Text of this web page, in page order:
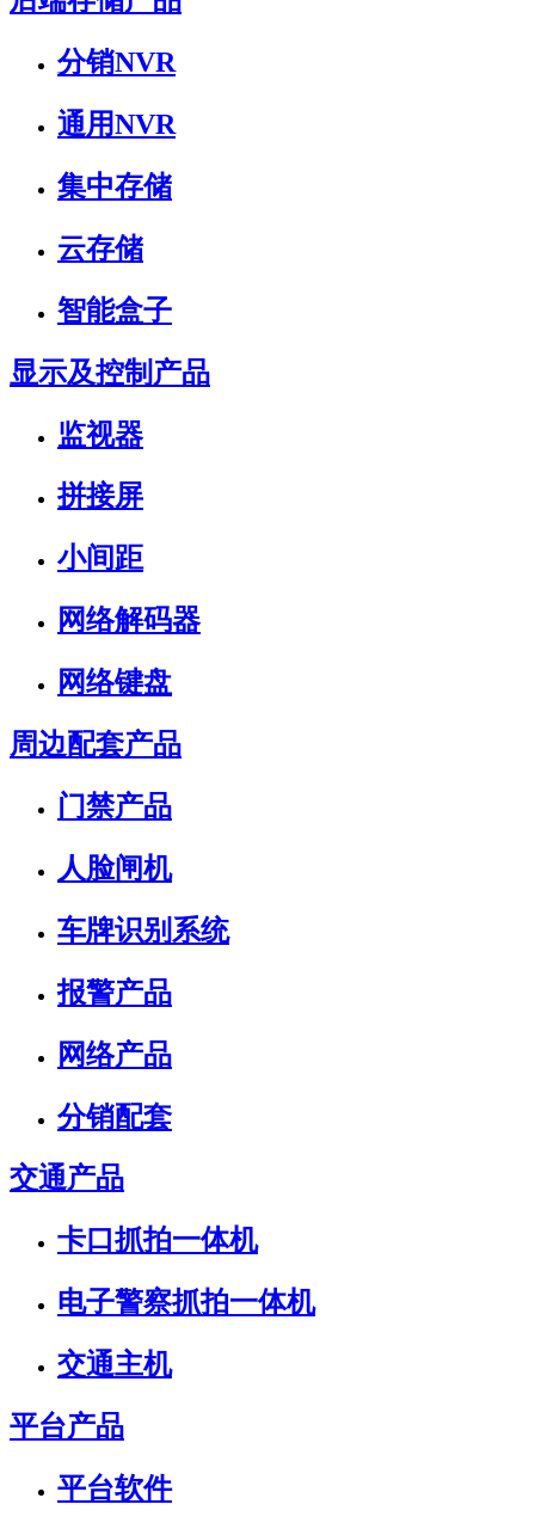
分销NVR
通用NVR
集中存储
云存储
智能盒子
显示及控制产品
监视器
拼接屏
小间距
网络解码器
网络键盘
周边配套产品
门禁产品
人脸闸机
车牌识别系统
报警产品
网络产品
分销配套
交通产品
卡口抓拍一体机
电子警察抓拍一体机
交通主机
平台产品
平台软件